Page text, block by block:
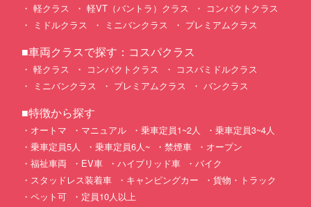
軽クラス 軽VT（バントラ）クラス
コンパクトクラス
ミドルクラス
ミニバンクラス プレミアムクラス
■車両クラスで探す：コスパクラス
軽クラス コンパクトクラス
コスパミドルクラス
ミニバンクラス
プレミアムクラス バンクラス
■特徴から探す
オートマ マニュアル 乗車定員1~2人
乗車定員3~4人
乗車定員5人
乗車定員6人~ 禁煙車
オープン
福祉車両
EV車 ハイブリッド車
バイク
スタッドレス装着車
キャンピングカー
貨物・トラック
ペット可
定員10人以上